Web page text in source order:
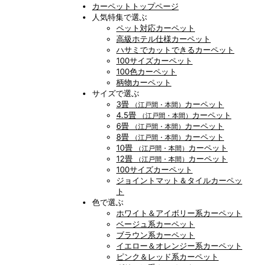
カーペットトップページ
人気特集で選ぶ
ペット対応カーペット
高級ホテル仕様カーペット
ハサミでカットできるカーペット
100サイズカーペット
100色カーペット
柄物カーペット
サイズで選ぶ
3畳
（江戸間・本間） カーペット
4.5畳
（江戸間・本間） カーペット
6畳
（江戸間・本間） カーペット
8畳
（江戸間・本間） カーペット
10畳
（江戸間・本間） カーペット
12畳
（江戸間・本間） カーペット
100サイズカーペット
ジョイントマット＆タイルカーペッ
ト
色で選ぶ
ホワイト＆アイボリー系カーペット
ベージュ系カーペット
ブラウン系カーペット
イエロー＆オレンジー系カーペット
ピンク＆レッド系カーペット